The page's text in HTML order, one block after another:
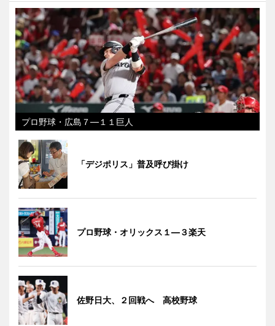
プロ野球・広島７―１１巨人
「デジポリス」普及呼び掛け
プロ野球・オリックス１―３楽天
佐野日大、２回戦へ 高校野球